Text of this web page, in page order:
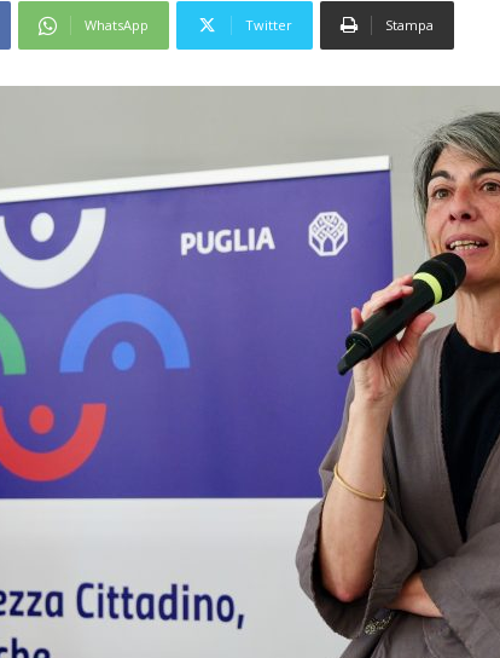
WhatsApp Twitter Stampa